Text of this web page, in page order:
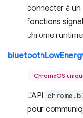
connecter à un
fonctions
ChromeOS
L'API
pour